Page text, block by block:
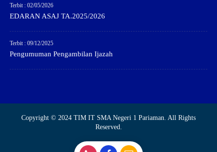
Terbit : 02/05/2026
EDARAN ASAJ TA.2025/2026
Terbit : 09/12/2025
Pengumuman Pengambilan Ijazah
Copyright © 2024 TIM IT SMA Negeri 1 Pariaman. All Rights
Reserved.